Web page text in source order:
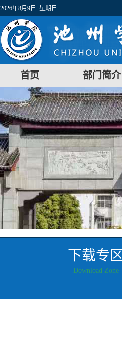
2026年8月9日 星期日
首页 部门简介
下载专区
Download Zone